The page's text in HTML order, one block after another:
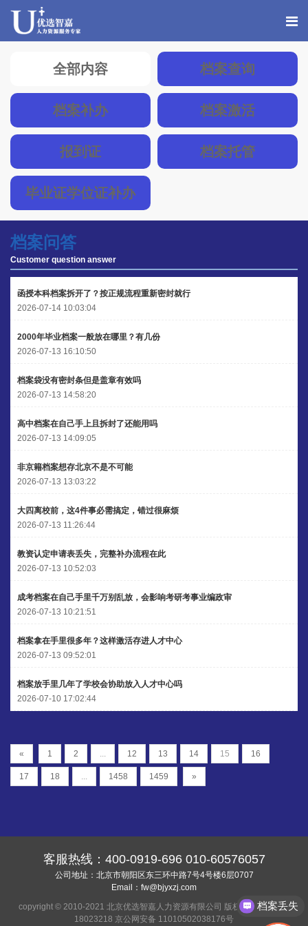
全部内容 档案查询
档案补办 档案激活
报到证 档案托管
毕业证学位证补办
档案问答
Customer question answer
函授本科档案拆开了？按正规流程重新密封就行
2026-07-14 10:03:04
2000年毕业档案一般放在哪里？有几份
2026-07-13 16:10:50
档案袋没有密封条但是盖章有效吗
2026-07-13 14:58:20
高中档案在自己手上且拆封了还能用吗
2026-07-13 14:09:05
非京籍档案想存北京不是不可能
2026-07-13 13:03:22
大四离校前，这4件事必需搞定，错过很麻烦
2026-07-13 11:26:44
教资认定申请表丢失，完整补办流程在此
2026-07-13 10:52:03
成考档案在自己手里千万别乱放，会影响考研考事业编政审
2026-07-13 10:21:51
档案拿在手里很多年？这样激活存进人才中心
2026-07-13 09:52:01
档案放手里几年了学校会协助放入人才中心吗
2026-07-10 17:02:44
« 1 2 ... 12 13 14 15 16
17 18 ... 1458 1459 »
客服热线： 400-0919-696 010-60576057
公司地址：北京市朝阳区东三环中路7号4号楼6层0707
Email： fw@bjyxzj.com
copyright © 2010-2021 北京优选智嘉人力资源有限公司 版权所有京ICP备
18023218 京公网安备 11010502038176号
档案丢失